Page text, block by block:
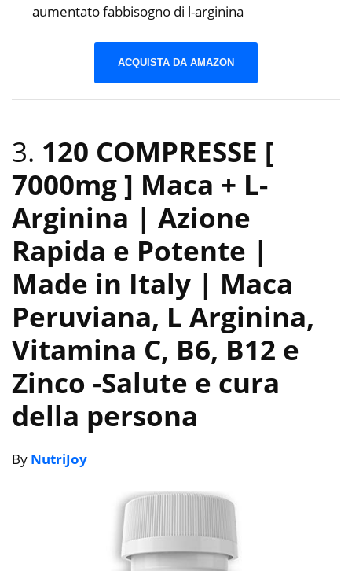
aumentato fabbisogno di l-arginina
ACQUISTA DA AMAZON
3. 120 COMPRESSE [
7000mg ] Maca + L-
Arginina | Azione
Rapida e Potente |
Made in Italy | Maca
Peruviana, L Arginina,
Vitamina C, B6, B12 e
Zinco -Salute e cura
della persona
By NutriJoy